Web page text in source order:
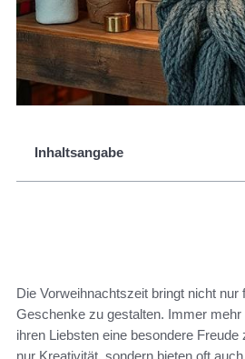
Inhaltsangabe
Die Vorweihnachtszeit bringt nicht
Geschenke zu gestalten. Immer
ihren Liebsten eine besondere Freude
nur Kreativität, sondern bieten oft